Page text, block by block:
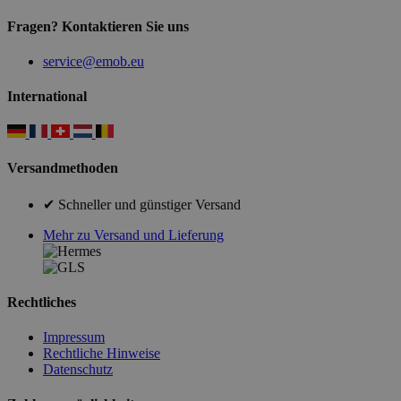
Fragen? Kontaktieren Sie uns
service@emob.eu
International
Versandmethoden
✔ Schneller und günstiger Versand
Mehr zu Versand und Lieferung
Rechtliches
Impressum
Rechtliche Hinweise
Datenschutz